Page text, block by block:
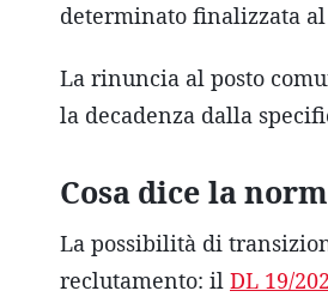
determinato finalizzata al
La rinuncia al posto
la decadenza dalla
Cosa dice la
La possibilità di
reclutamento: il DL 19/